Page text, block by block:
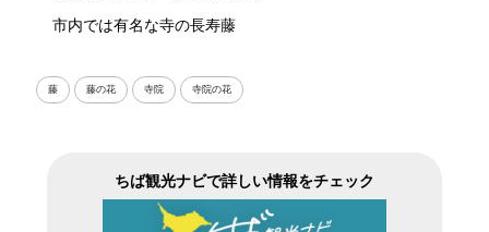
市内では有名な寺の長寿藤
藤 藤の花 寺院 寺院の花
ちば観光ナビで詳しい情報をチェック